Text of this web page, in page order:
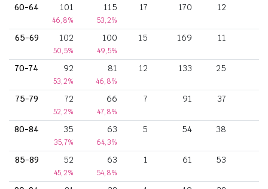
60-64 101
46,8%
115
53,2%
17 170 12
65-69 102
50,5%
100
49,5%
15 169 11
70-74 92
53,2%
81
46,8%
12 133 25
75-79 72
52,2%
66
47,8%
7 91 37
80-84 35
35,7%
63
64,3%
5 54 38
85-89 52
45,2%
63
54,8%
1 61 53